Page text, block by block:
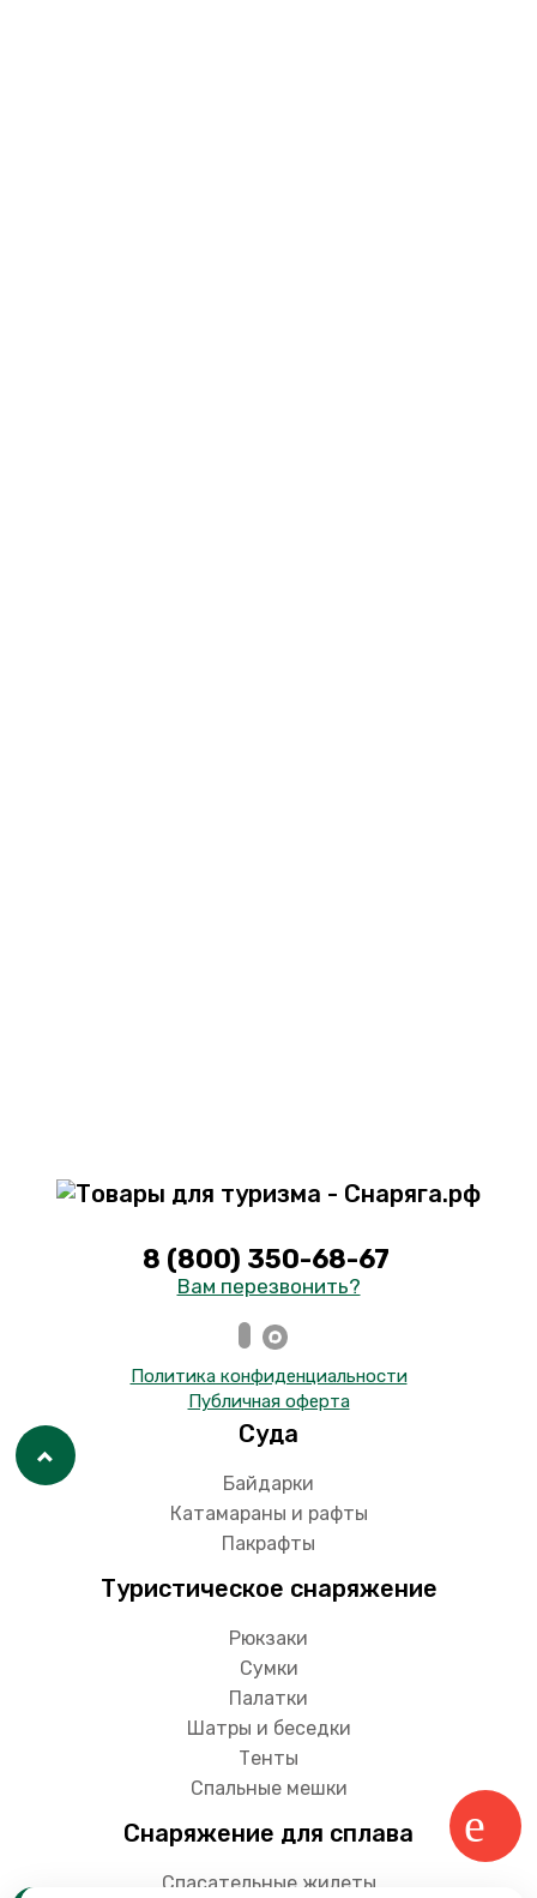
8 (800) 350-68-67
Вам перезвонить?
Политика конфиденциальности
Публичная оферта
Суда
Байдарки
Катамараны и рафты
Пакрафты
Туристическое снаряжение
Рюкзаки
Сумки
Палатки
Шатры и беседки
Тенты
Спальные мешки
Снаряжение для сплава
Спасательные жилеты